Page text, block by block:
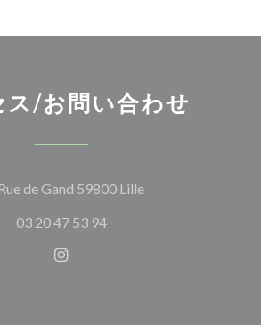
ス/お問い合わせ
de Gand 59800 Lille((新しいウィンド
03 20 47 53 94
Instagram ((新しいウィンド